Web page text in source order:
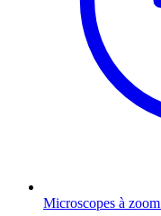
Microscopes à zoom